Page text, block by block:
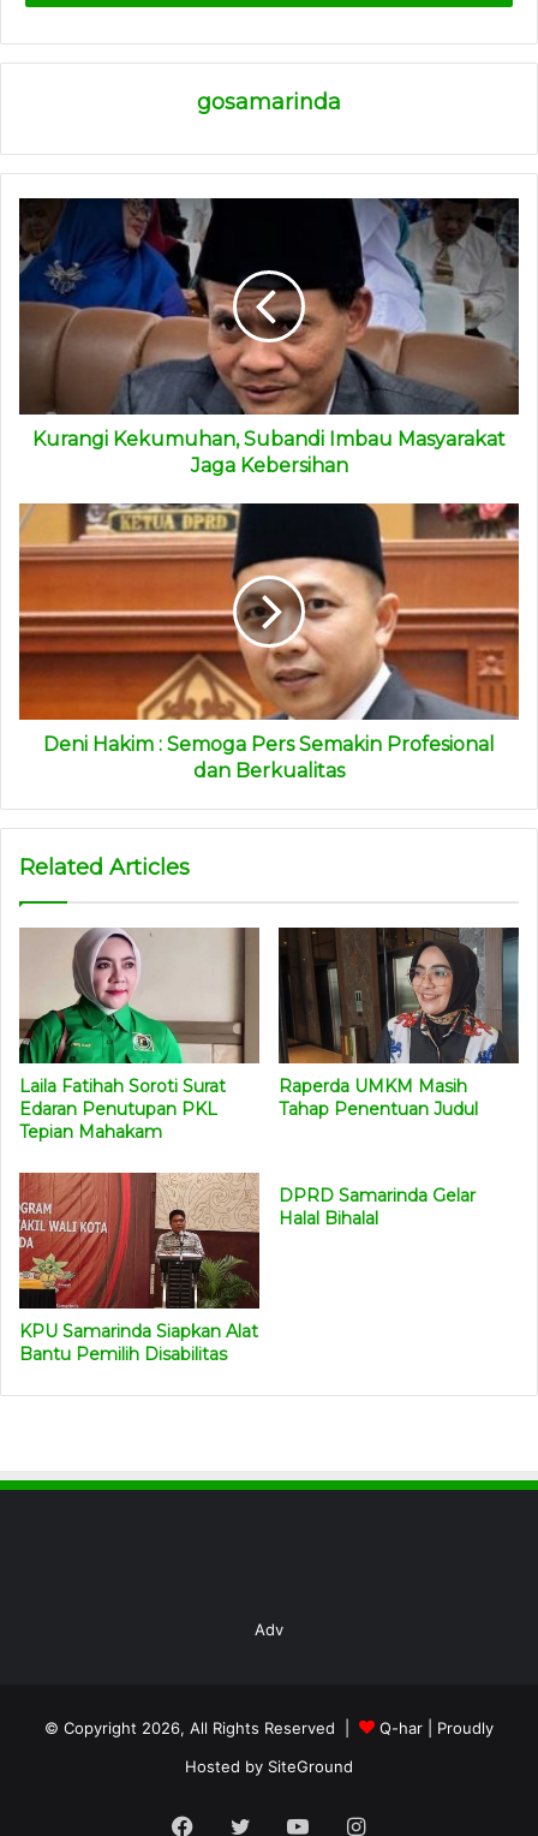
Kita mesti mengapresiasinya. Sebelumnya pedagang
berjualan di pinggir jalan. Sekarang, pedagang
Pasar Rakyat Beluluq Lingau telah diresmikan Wali Kota
Samarinda Andi Harun pada Rabu (8/2/2023). “Dengan
mengharap ridho dari Tuhan Yang Maha Esa Pasar Beluluq
Linggau hari ini saya nyatakan dimulai secara resmi
penggunaannya,” ucap Andi Harun.(ADV)
gosamarinda
Kurangi Kekumuhan, Subandi Imbau Masyarakat
Jaga Kebersihan
Deni Hakim : Semoga Pers Semakin Profesional
dan Berkualitas
Related Articles
Laila Fatihah Soroti Surat
Edaran Penutupan PKL
Tepian Mahakam
Raperda UMKM Masih
Tahap Penentuan Judul
KPU Samarinda Siapkan Alat
Bantu Pemilih Disabilitas
DPRD Samarinda Gelar
Halal Bihalal
Adv
© Copyright 2026, All Rights Reserved | Q-har | Proudly
Hosted by SiteGround
Facebook
TwitterYouTubeInstagram